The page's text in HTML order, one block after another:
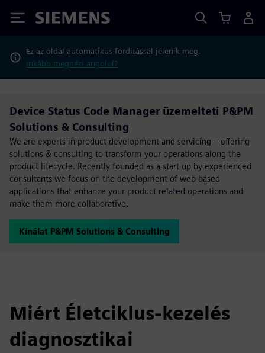
Siemens
Ez az oldal automatikus fordítással jelenik meg.
Inkább megnézi angolul?
Device Status Code Manager üzemelteti P&PM
Solutions & Consulting
We are experts in product development and servicing – offering
solutions & consulting to transform your operations along the
product lifecycle. Recently founded as a start up by experienced
consultants we focus on the development of web based
applications that enhance your product related operations and
make them more collaborative.
Kínálat P&PM Solutions & Consulting
Miért Életciklus-kezelés
diagnosztikai